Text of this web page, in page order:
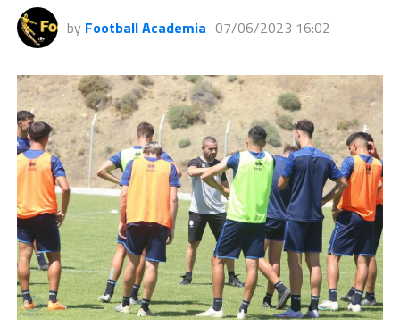
by Football Academia 07/06/2023 16:02